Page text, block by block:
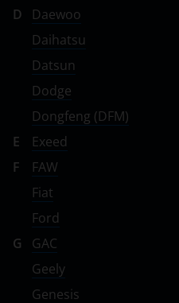
D
Daewoo
Daihatsu
Datsun
Dodge
Dongfeng (DFM)
E
Exeed
F
FAW
Fiat
Ford
G
GAC
Geely
Genesis